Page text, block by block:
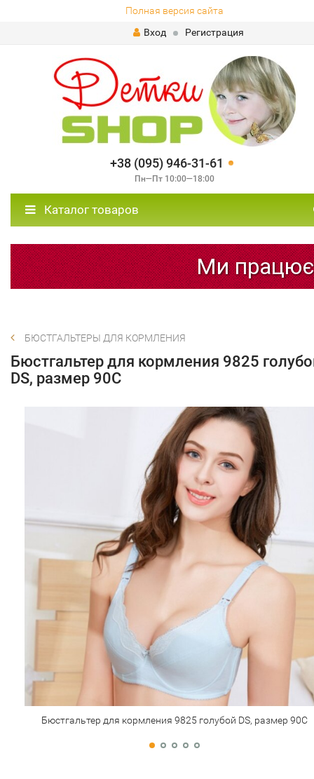
Полная версия сайта
Вход
Регистрация
+38 (095) 946-31-61
Пн—Пт 10:00—18:00
Каталог товаров
Ми
БЮСТГАЛЬТЕРЫ ДЛЯ КОРМЛЕНИЯ
Бюстгальтер для кормления 9825
DS, размер 90C
Бюстгальтер для кормления 9825 голубой DS, размер 90C